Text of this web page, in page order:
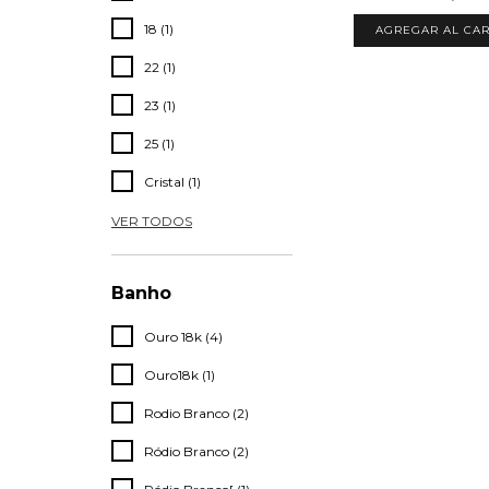
18 (1)
22 (1)
23 (1)
25 (1)
Cristal (1)
VER TODOS
Banho
Ouro 18k (4)
Ouro18k (1)
Rodio Branco (2)
Ródio Branco (2)
AGREGAR AL